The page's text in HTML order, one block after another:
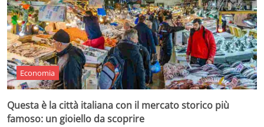
Economia
Questa è la città italiana con il mercato storico più
famoso: un gioiello da scoprire